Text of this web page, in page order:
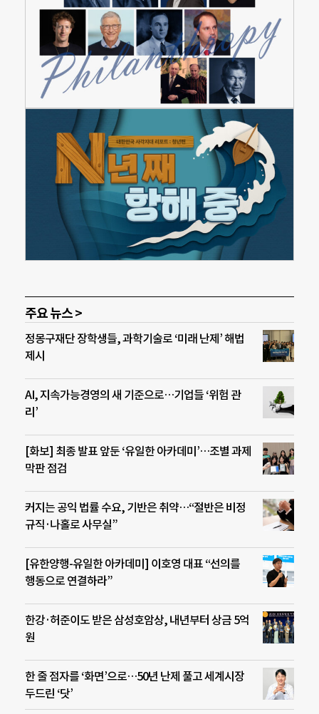
주요 뉴스 >
정몽구재단 장학생들, 과학기술로 ‘미래 난제’ 해법
제시
AI, 지속가능경영의 새 기준으로…기업들 ‘위험 관
리’
[화보] 최종 발표 앞둔 ‘유일한 아카데미’…조별 과제
막판 점검
커지는 공익 법률 수요, 기반은 취약…“절반은 비정
규직·나홀로 사무실”
[유한양행-유일한 아카데미] 이호영 대표 “선의를
행동으로 연결하라”
한강·허준이도 받은 삼성호암상, 내년부터 상금 5억
원
한 줄 점자를 ‘화면’으로…50년 난제 풀고 세계시장
두드린 ‘닷’